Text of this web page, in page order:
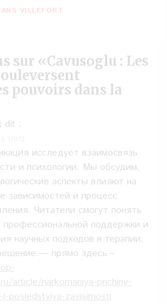
VILLEFORT
sur «Cavusoglu : Les
pouvoirs dans la
dit :
исследует взаимосвязь
и психологии. Мы обсудим,
аспекты влияют на
зависимостей и процесс
Читатели смогут понять
профессиональной поддержки и
научных подходов в терапии.
— прямо здесь –
article/narkomaniya-prichiny-
posledstviya-zavisimosti